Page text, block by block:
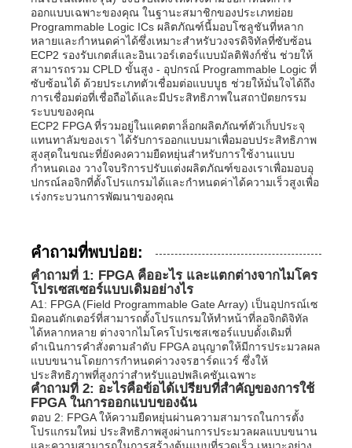
ออกแบบเฉพาะของคุณ ในฐานะสมาชิกของประเภทย่อย
Programmable Logic ICs ผลิตภัณฑ์นี้มอบโซลูชันที่หลาก
หลายและกำหนดค่าได้ซึ่งเหมาะสำหรับวงจรดิจิทัลที่ซับซ้อน
ECP2 รองรับเกตส์และอินเวอร์เตอร์แบบมัลติฟังก์ชั่น ช่วยให้
สามารถรวม CPLD ขั้นสูง - อุปกรณ์ Programmable Logic ที่
ซับซ้อนได้ ด้วยประเภทตัวเชื่อมต่อแบบบูธ ช่วยให้มั่นใจได้ถึง
การเชื่อมต่อที่เชื่อถือได้และมีประสิทธิภาพในสถาปัตยกรรม
ระบบของคุณ
ECP2 FPGA ที่รวมอยู่ในแคตตาล็อกผลิตภัณฑ์ตัวเก็บประจุ
แทนทาลัมของเรา ได้รับการออกแบบมาเพื่อมอบประสิทธิภาพ
สูงสุดในขณะที่ยังคงความยืดหยุ่นสำหรับการใช้งานแบบ
กำหนดเอง วางใจบริการปรับแต่งผลิตภัณฑ์ของเราเพื่อมอบอุ
ปกรณ์ลอจิกที่ตั้งโปรแกรมได้และกำหนดค่าได้ความเร็วสูงเพื่อ
เร่งกระบวนการพัฒนาของคุณ
คำถามที่พบบ่อย:
คำถามที่ 1: FPGA คืออะไร และแตกต่างจากไมโคร
โปรเซสเซอร์แบบเดิมอย่างไร
A1: FPGA (Field Programmable Gate Array) เป็นอุปกรณ์เซ
มิคอนดักเตอร์ที่สามารถตั้งโปรแกรมให้ทำหน้าที่ลอจิกดิจิทัล
ได้หลากหลาย ต่างจากไมโครโปรเซสเซอร์แบบดั้งเดิมที่
ดำเนินการคำสั่งตามลำดับ FPGA อนุญาตให้มีการประมวลผล
แบบขนานโดยการกำหนดค่าวงจรฮาร์ดแวร์ ซึ่งให้
ประสิทธิภาพที่สูงกว่าสำหรับแอปพลิเคชันเฉพาะ
คำถามที่ 2: อะไรคือข้อได้เปรียบที่สำคัญของการใช้
FPGA ในการออกแบบของฉัน
ตอบ 2: FPGA ให้ความยืดหยุ่นผ่านความสามารถในการตั้ง
โปรแกรมใหม่ ประสิทธิภาพสูงผ่านการประมวลผลแบบขนาน
และความสามารถในการสร้างต้นแบบที่รวดเร็ว เหมาะอย่าง